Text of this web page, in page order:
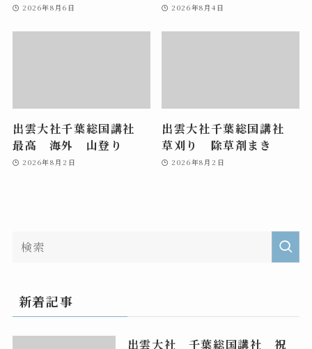
2026年8月6日 2026年8月4日
出雲大社千葉総国講社
最高 海外 山登り
2026年8月2日
出雲大社千葉総国講社
草刈り 除草剤まき
2026年8月2日
新着記事
出雲大社 千葉総国講社 祝